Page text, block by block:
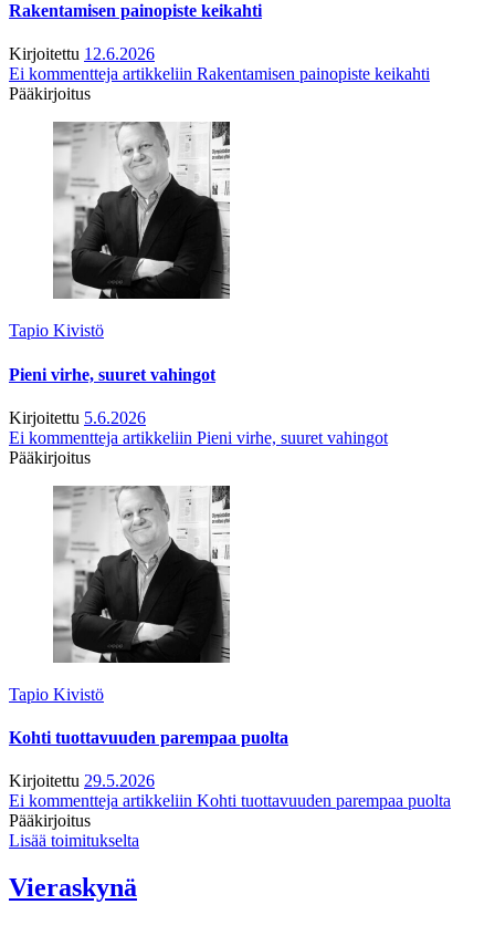
Rakentamisen painopiste keikahti
Kirjoitettu 12.6.2026
Ei kommentteja artikkeliin Rakentamisen painopiste keikahti
Pääkirjoitus
Tapio Kivistö
Pieni virhe, suuret vahingot
Kirjoitettu 5.6.2026
Ei kommentteja artikkeliin Pieni virhe, suuret vahingot
Pääkirjoitus
Tapio Kivistö
Kohti tuottavuuden parempaa puolta
Kirjoitettu 29.5.2026
Ei kommentteja artikkeliin Kohti tuottavuuden parempaa puolta
Pääkirjoitus
Lisää toimitukselta
Vieraskynä